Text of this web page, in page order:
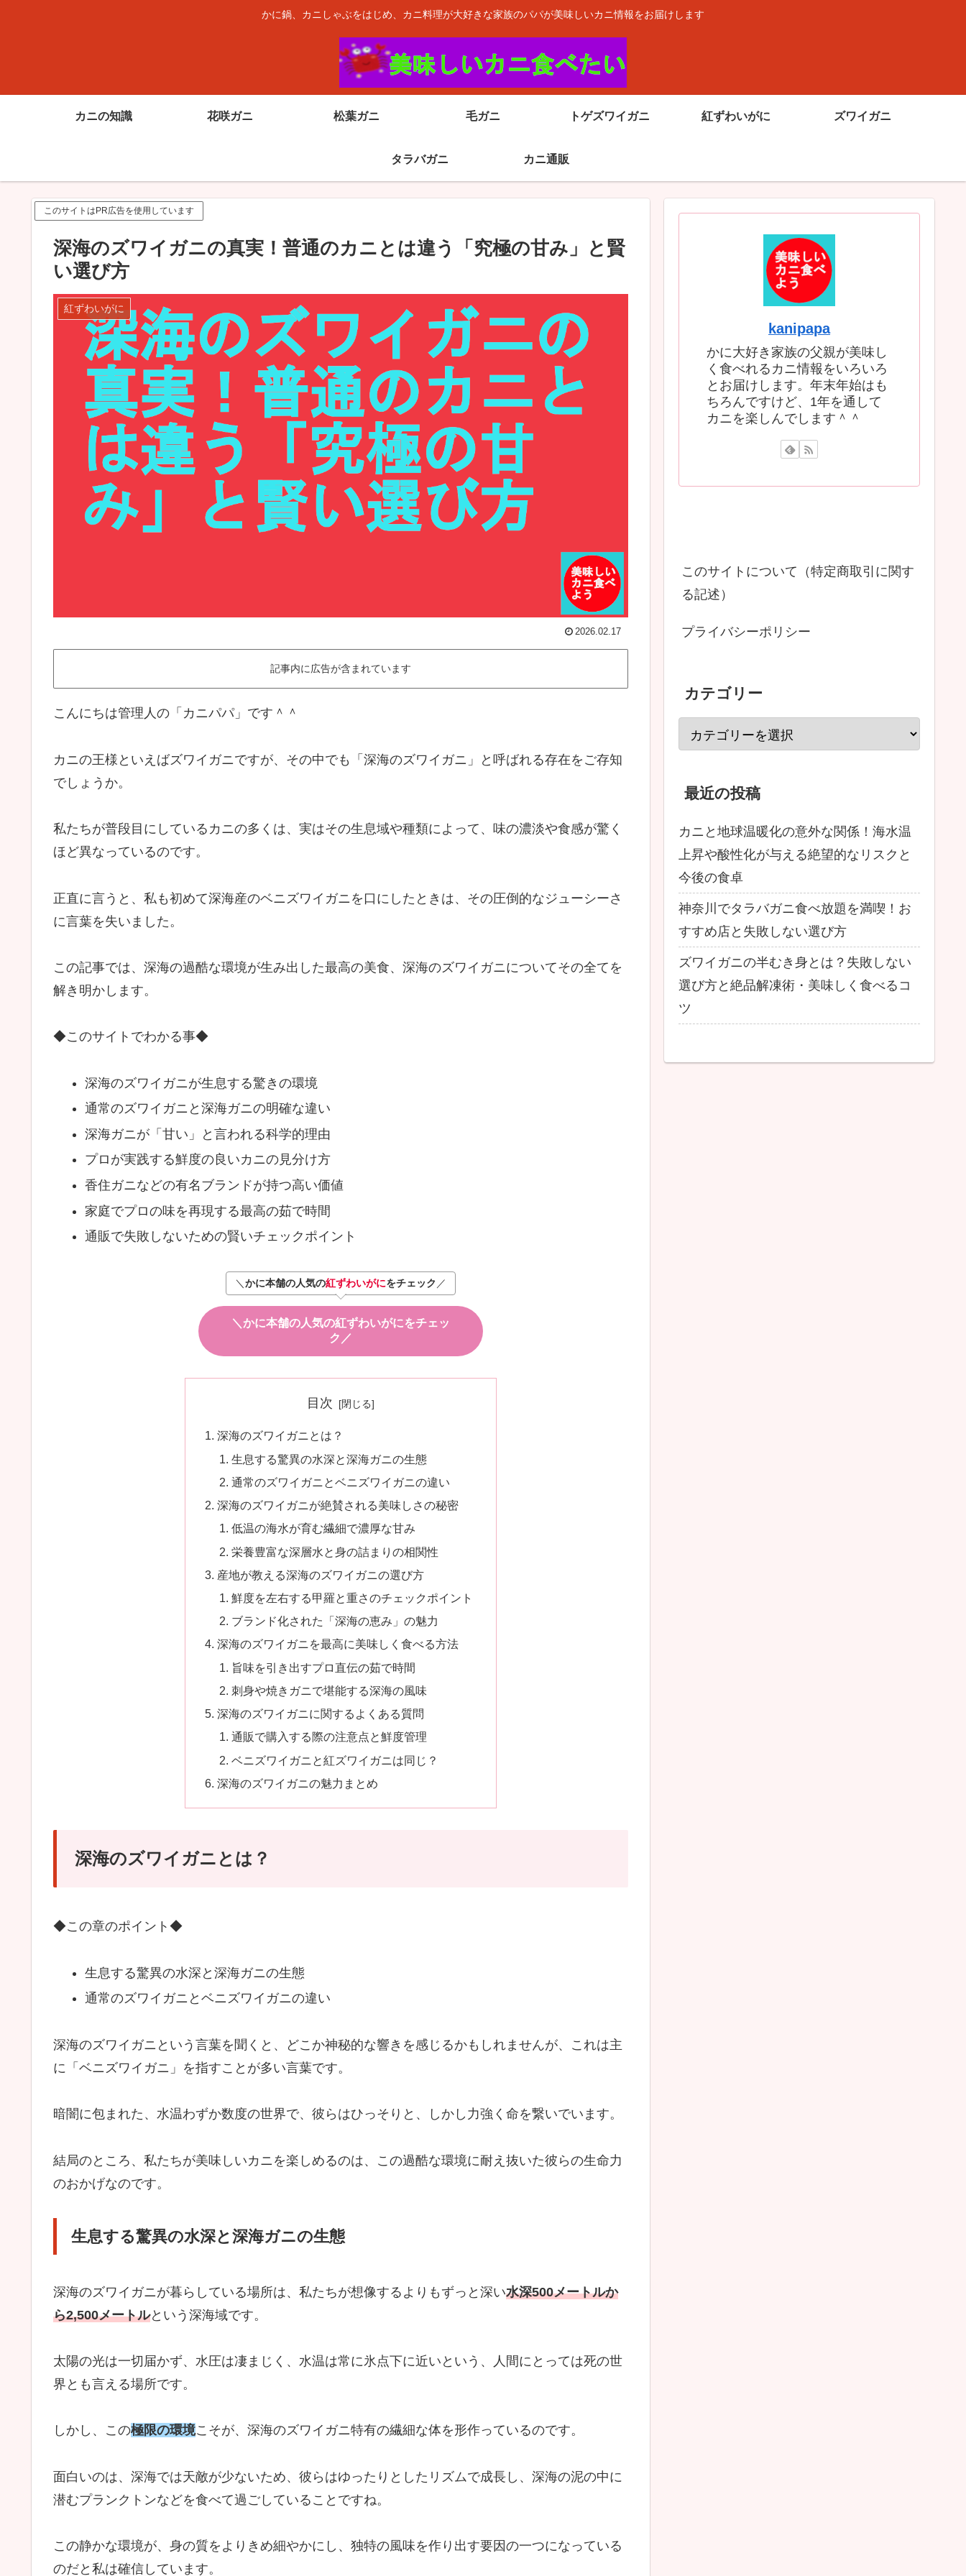
かに鍋、カニしゃぶをはじめ、カニ料理が大好きな家族のパパが美味しいカニ情報をお届けします
カニの知識 花咲ガニ 松葉ガニ 毛ガニ トゲズワイガニ 紅ずわいがに ズワイガニ
タラバガニ カニ通販
このサイトはPR広告を使用しています
深海のズワイガニの真実！普通のカニとは違う「究極の甘み」と賢
い選び方
紅ずわいがに
2026.02.17
記事内に広告が含まれています
こんにちは管理人の「カニパパ」です＾＾
カニの王様といえばズワイガニですが、その中でも「深海のズワイガニ」と呼ばれる存在をご存知
でしょうか。
私たちが普段目にしているカニの多くは、実はその生息域や種類によって、味の濃淡や食感が驚く
ほど異なっているのです。
正直に言うと、私も初めて深海産のベニズワイガニを口にしたときは、その圧倒的なジューシーさ
に言葉を失いました。
この記事では、深海の過酷な環境が生み出した最高の美食、深海のズワイガニについてその全てを
解き明かします。
◆このサイトでわかる事◆
深海のズワイガニが生息する驚きの環境
通常のズワイガニと深海ガニの明確な違い
深海ガニが「甘い」と言われる科学的理由
プロが実践する鮮度の良いカニの見分け方
香住ガニなどの有名ブランドが持つ高い価値
家庭でプロの味を再現する最高の茹で時間
通販で失敗しないための賢いチェックポイント
＼ かに本舗の人気の紅ずわいがにをチェック ／
＼かに本舗の人気の紅ずわいがにをチェッ
ク／
目次
深海のズワイガニとは？
生息する驚異の水深と深海ガニの生態
通常のズワイガニとベニズワイガニの違い
深海のズワイガニが絶賛される美味しさの秘密
低温の海水が育む繊細で濃厚な甘み
栄養豊富な深層水と身の詰まりの相関性
産地が教える深海のズワイガニの選び方
鮮度を左右する甲羅と重さのチェックポイント
ブランド化された「深海の恵み」の魅力
深海のズワイガニを最高に美味しく食べる方法
旨味を引き出すプロ直伝の茹で時間
刺身や焼きガニで堪能する深海の風味
深海のズワイガニに関するよくある質問
通販で購入する際の注意点と鮮度管理
ベニズワイガニと紅ズワイガニは同じ？
深海のズワイガニの魅力まとめ
深海のズワイガニとは？
◆この章のポイント◆
生息する驚異の水深と深海ガニの生態
通常のズワイガニとベニズワイガニの違い
深海のズワイガニという言葉を聞くと、どこか神秘的な響きを感じるかもしれませんが、これは主
に「ベニズワイガニ」を指すことが多い言葉です。
暗闇に包まれた、水温わずか数度の世界で、彼らはひっそりと、しかし力強く命を繋いでいます。
結局のところ、私たちが美味しいカニを楽しめるのは、この過酷な環境に耐え抜いた彼らの生命力
のおかげなのです。
生息する驚異の水深と深海ガニの生態
深海のズワイガニが暮らしている場所は、私たちが想像するよりもずっと深い水深500メートルか
ら2,500メートルという深海域です。
太陽の光は一切届かず、水圧は凄まじく、水温は常に氷点下に近いという、人間にとっては死の世
界とも言える場所です。
しかし、この極限の環境こそが、深海のズワイガニ特有の繊細な体を形作っているのです。
面白いのは、深海では天敵が少ないため、彼らはゆったりとしたリズムで成長し、深海の泥の中に
潜むプランクトンなどを食べて過ごしていることですね。
この静かな環境が、身の質をよりきめ細やかにし、独特の風味を作り出す要因の一つになっている
のだと私は確信しています。
kanipapa
かに大好き家族の父親が美味し
く食べれるカニ情報をいろいろ
とお届けします。年末年始はも
ちろんですけど、1年を通して
カニを楽しんでします＾＾
このサイトについて（特定商取引に関す
る記述）
プライバシーポリシー
カテゴリー
最近の投稿
カニと地球温暖化の意外な関係！海水温
上昇や酸性化が与える絶望的なリスクと
今後の食卓
神奈川でタラバガニ食べ放題を満喫！お
すすめ店と失敗しない選び方
ズワイガニの半むき身とは？失敗しない
選び方と絶品解凍術・美味しく食べるコ
ツ